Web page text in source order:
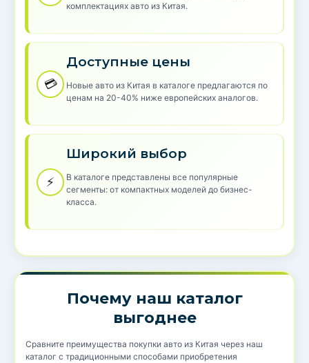
комплектациях авто из Китая.
💳
Доступные цены
Новые авто из Китая в каталоге предлагаются по
ценам на 20-40% ниже европейских аналогов.
⚡
Широкий выбор
В каталоге представлены все популярные
сегменты: от компактных моделей до бизнес-
класса.
Почему наш каталог
выгоднее
Сравните преимущества покупки авто из Китая через наш
каталог с традиционными способами приобретения